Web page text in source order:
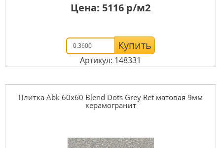
Цена: 5116 р/м2
Купить
Артикул: 148331
Плитка Abk 60x60 Blend Dots Grey Ret матовая 9мм
керамогранит